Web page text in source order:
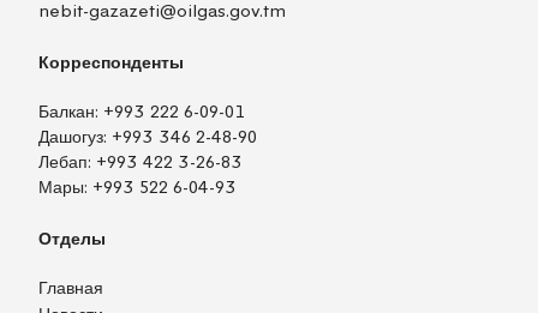
nebit-gazazeti@oilgas.gov.tm
Корреспонденты
Балкан: +993 222 6-09-01
Дашогуз: +993 346 2-48-90
Лебап: +993 422 3-26-83
Мары: +993 522 6-04-93
Отделы
Главная